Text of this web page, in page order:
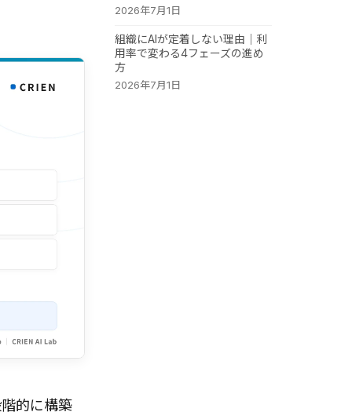
的に構築
2026年7月1日
組織にAIが定着しない理由｜利
用率で変わる4フェーズの進め
方
2026年7月1日